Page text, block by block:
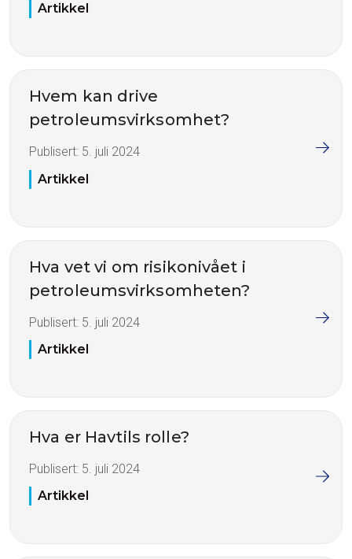
Artikkel
Hvem kan drive
petroleumsvirksomhet?
Publisert: 5. juli 2024
Artikkel
Hva vet vi om risikonivået i
petroleumsvirksomheten?
Publisert: 5. juli 2024
Artikkel
Hva er Havtils rolle?
Publisert: 5. juli 2024
Artikkel